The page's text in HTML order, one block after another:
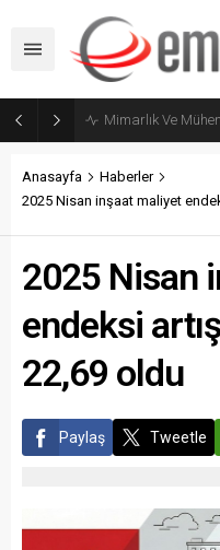
Anasayfa
Haberler
2025 Nisan inşaat maliyet
2025 Nisan
endeksi
22,69 oldu
Paylaş Tweetle